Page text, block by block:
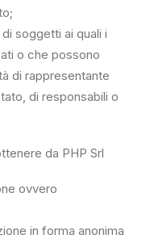
soggetti ai quali i
o che possono
di rappresentante
di responsabili o
da PHP Srl
ovvero
in forma anonima